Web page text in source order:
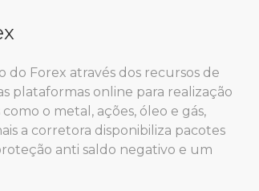
Forex através dos recursos de
plataformas online para realização
o metal, ações, óleo e gás,
a corretora disponibiliza pacotes
anti saldo negativo e um